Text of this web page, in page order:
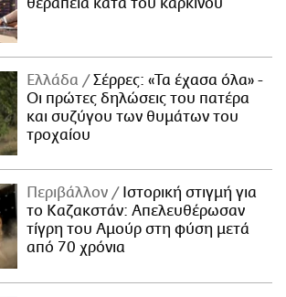
θεραπεία κατά του καρκίνου
Ελλάδα
Σέρρες: «Τα έχασα όλα» -
Οι πρώτες δηλώσεις του πατέρα
και συζύγου των θυμάτων του
τροχαίου
Περιβάλλον
Ιστορική στιγμή για
το Καζακστάν: Απελευθέρωσαν
τίγρη του Αμούρ στη φύση μετά
από 70 χρόνια